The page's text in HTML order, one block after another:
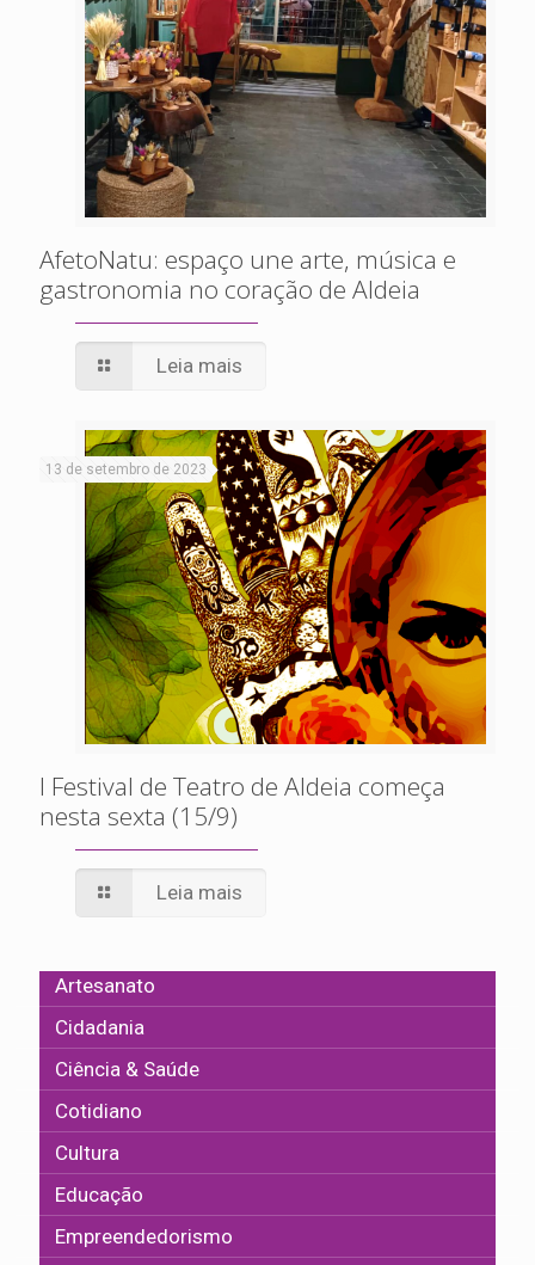
AfetoNatu: espaço une arte, música e
gastronomia no coração de Aldeia
Leia mais
13 de setembro de 2023
I Festival de Teatro de Aldeia começa
nesta sexta (15/9)
Leia mais
Artesanato
Cidadania
Ciência & Saúde
Cotidiano
Cultura
Educação
Empreendedorismo